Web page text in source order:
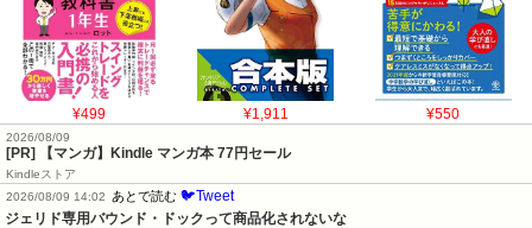
¥499 ¥1,911 ¥550
2026/08/09
[PR] 【マンガ】Kindle マンガ本 77円セール
Kindleストア
2026/08/09 14:02
あとで読む 🐦Tweet
ジェリド専用バウンド・ドックって商品化されないな